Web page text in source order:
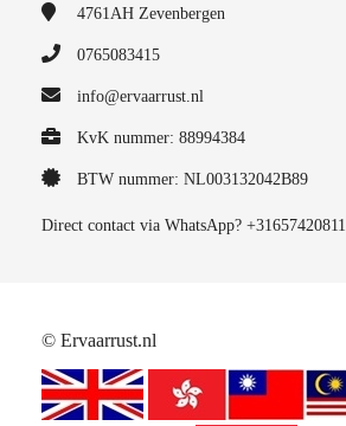
4761AH Zevenbergen
0765083415
info@ervaarrust.nl
KvK nummer: 88994384
BTW nummer: NL003132042B89
Direct contact via WhatsApp? +31657420811
© Ervaarrust.nl